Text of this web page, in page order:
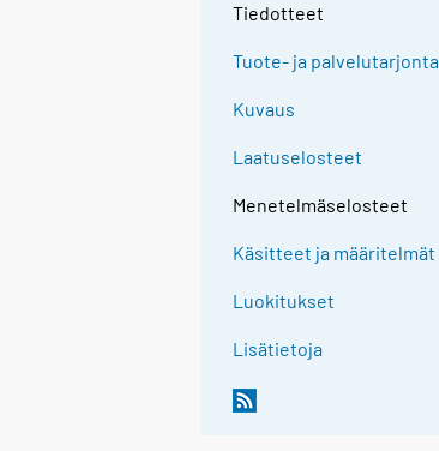
Tiedotteet
Tuote- ja palvelutarjonta
Kuvaus
Laatuselosteet
Menetelmäselosteet
Käsitteet ja määritelmät
Luokitukset
Lisätietoja